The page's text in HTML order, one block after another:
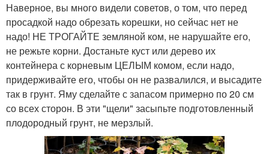
Наверное, вы много видели советов, о том, что перед
просадкой надо обрезать корешки, но сейчас нет не
надо! НЕ ТРОГАЙТЕ земляной ком, не нарушайте его,
не режьте корни. Достаньте куст или дерево их
контейнера с корневым ЦЕЛЫМ комом, если надо,
придерживайте его, чтобы он не развалился, и высадите
так в грунт. Яму сделайте с запасом примерно по 20 см
со всех сторон. В эти "щели" засыпьте подготовленный
плодородный грунт, не мерзлый.